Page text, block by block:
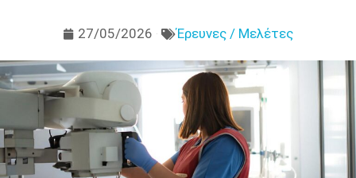
27/05/2026 Έρευνες / Μελέτες